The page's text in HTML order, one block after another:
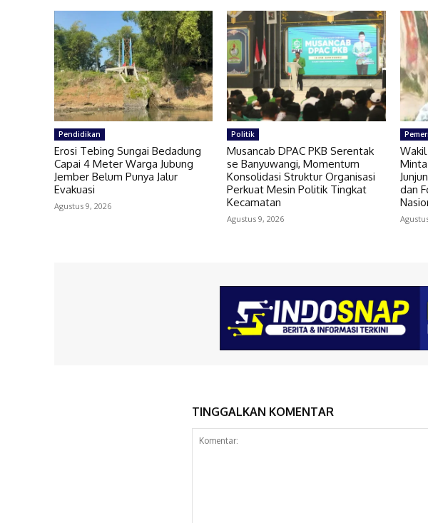
Pendidikan
Erosi Tebing Sungai Bedadung
Capai 4 Meter Warga Jubung
Jember Belum Punya Jalur
Evakuasi
Agustus 9, 2026
Politik
Musancab DPAC PKB Serentak
se Banyuwangi, Momentum
Konsolidasi Struktur Organisasi
Perkuat Mesin Politik Tingkat
Kecamatan
Agustus 9, 2026
Minta
dan
TINGGALKAN KOMENTAR